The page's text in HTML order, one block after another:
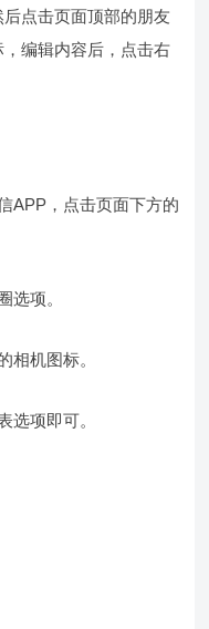
点击页面顶部的朋友
编辑内容后，点击右
APP，点击页面下方的
选项。
相机图标。
选项即可。